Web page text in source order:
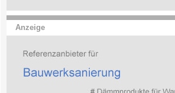
Anzeige